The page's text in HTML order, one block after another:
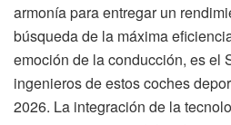
armonía para entregar un
búsqueda de la máxima
emoción de la conducción, es el
ingenieros de estos coches
2026. La integración de la